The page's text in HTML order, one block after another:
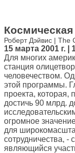
Роберт Дэйвис | The
15 марта 2001 г. |
Для многих
станция
человечеством.
этой программы.
проекта, которая,
достичь 90 млрд.
огромное
для
сотрудничества, -
являющийся